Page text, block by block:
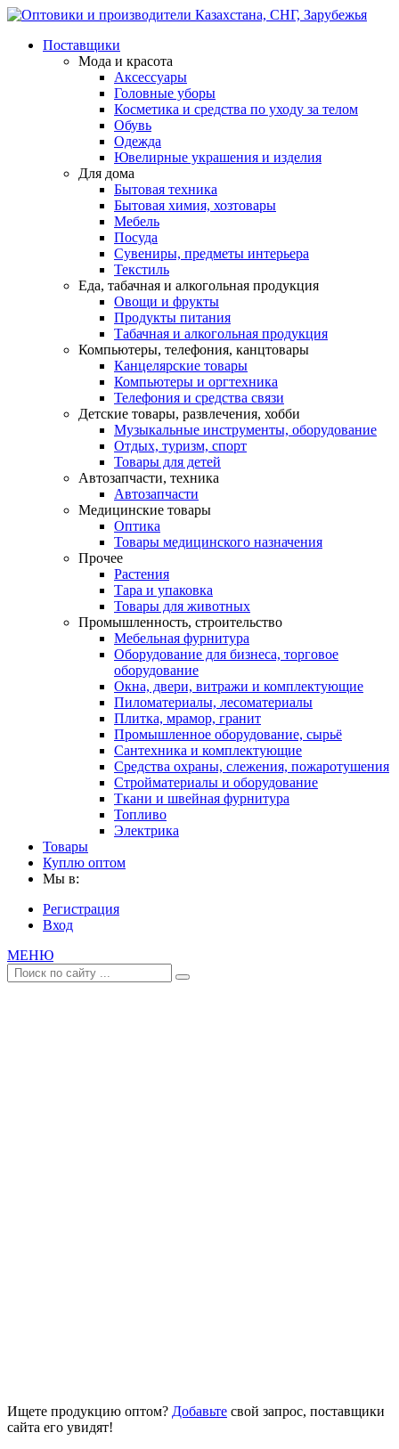
Поставщики
Мода и красота
Аксессуары
Головные уборы
Косметика и средства по уходу за телом
Обувь
Одежда
Ювелирные украшения и изделия
Для дома
Бытовая техника
Бытовая химия, хозтовары
Мебель
Посуда
Сувениры, предметы интерьера
Текстиль
Еда, табачная и алкогольная продукция
Овощи и фрукты
Продукты питания
Табачная и алкогольная продукция
Компьютеры, телефония, канцтовары
Канцелярские товары
Компьютеры и оргтехника
Телефония и средства связи
Детские товары, развлечения, хобби
Музыкальные инструменты, оборудование
Отдых, туризм, спорт
Товары для детей
Автозапчасти, техника
Автозапчасти
Медицинские товары
Оптика
Товары медицинского назначения
Прочее
Растения
Тара и упаковка
Товары для животных
Промышленность, строительство
Мебельная фурнитура
Оборудование для бизнеса, торговое
оборудование
Окна, двери, витражи и комплектующие
Пиломатериалы, лесоматериалы
Плитка, мрамор, гранит
Промышленное оборудование, сырьё
Сантехника и комплектующие
Средства охраны, слежения, пожаротушения
Стройматериалы и оборудование
Ткани и швейная фурнитура
Топливо
Электрика
Товары
Куплю оптом
Мы в:
Регистрация
Вход
МЕНЮ
Ищете продукцию оптом? Добавьте свой запрос, поставщики
сайта его увидят!